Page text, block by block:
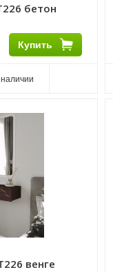
бетон
Купить
венге